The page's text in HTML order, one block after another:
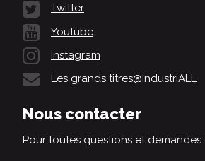
Twitter
Youtube
Instagram
Les grands titres@IndustriALL
Nous contacter
Pour toutes questions et demandes